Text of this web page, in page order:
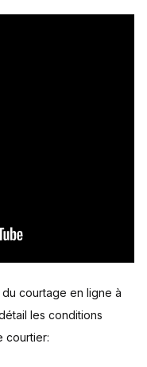
courtage en ligne à
les conditions
courtier: